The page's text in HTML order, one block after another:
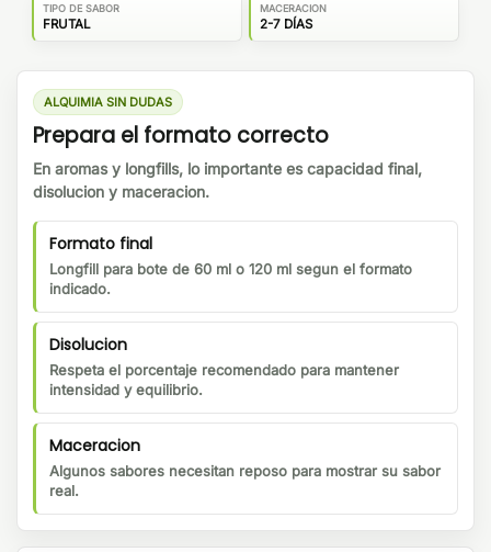
TIPO DE SABOR
FRUTAL
MACERACION
2-7 DÍAS
ALQUIMIA SIN DUDAS
Prepara el formato correcto
En aromas y longfills, lo importante es capacidad final,
disolucion y maceracion.
Formato final
Longfill para bote de 60 ml o 120 ml segun el formato
indicado.
Disolucion
Respeta el porcentaje recomendado para mantener
intensidad y equilibrio.
Maceracion
Algunos sabores necesitan reposo para mostrar su sabor
real.